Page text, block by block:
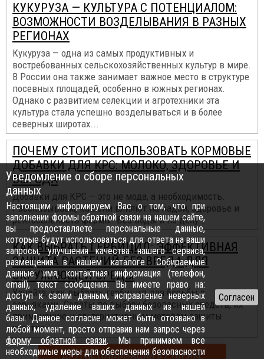
КУКУРУЗА — КУЛЬТУРА С ПОТЕНЦИАЛОМ:
ВОЗМОЖНОСТИ ВОЗДЕЛЫВАНИЯ В РАЗНЫХ
РЕГИОНАХ
Кукуруза — одна из самых продуктивных и
востребованных сельскохозяйственных культур в мире.
В России она также занимает важное место в структуре
посевных площадей, особенно в южных регионах.
Однако с развитием селекции и агротехники эта
культура стала успешно возделываться и в более
северных широтах...
ПОЧЕМУ СТОИТ ИСПОЛЬЗОВАТЬ КОРМОВЫЕ
ДОБАВКИ ДЛЯ КРС: МОЛОКО, ЗДОРОВЬЕ И
ВЫГОДА
Добавки для КРС — это не мода, а необходимость.
Рассказываем, как они влияют на надои, здоровье и
рентабельность фермы. Без воды и по делу...
КАК ВЫБРАТЬ ГЕРБИЦИД: ЭФФЕКТИВНАЯ
ЗАЩИТА РАСТЕНИЙ БЕЗ ВРЕДА ДЛЯ
ОКРУЖАЮЩЕЙ СРЕДЫ
Узнайте, как выбрать гербицид для борьбы с
сорняками. Советы по выбору безопасных средств, их
применению и альтернативным методам защиты
участка...
ДРУГИЕ ПУБЛИКАЦИИ В РУБРИКЕ
Уведомление о сборе персональных
данных
Настоящим информируем Вас о том, что при
заполнении формы обратной связи на нашем сайте,
вы предоставляете персональные данные,
которые будут использоваться для: ответа на ваши
запросы, улучшения качества нашего сервиса,
размещения в нашем каталоге. Собираемые
данные: имя, контактная информация (телефон,
email), текст сообщения. Вы имеете право на:
доступ к своим данным, исправление неверных
данных, удаление ваших данных из нашей
базы. Данное согласие может быть отозвано в
любой момент, просто отправив нам запрос через
форму обратной связи. Мы принимаем все
необходимые меры для обеспечения безопасности